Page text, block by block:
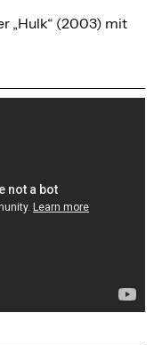
„Hulk“ (2003) mit